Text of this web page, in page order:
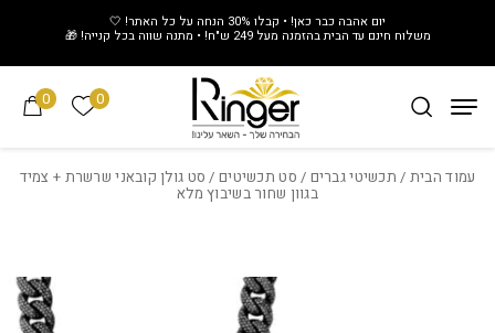
יום אהבה כבר כאן! • קבלו 30% הנחה על כל האתר! 🤍
משלוח חינם עד הבית בהזמנה מעל 249 ש"ח! • מתנה שווה בכל קנייה! 🎁
0 0 הרשימה
עמוד הבית / תכשיטי גברים / סט תכשיטים / סט גולן קובאני שרשרת + צמיד
בגוון שחור בשיבוץ מלא